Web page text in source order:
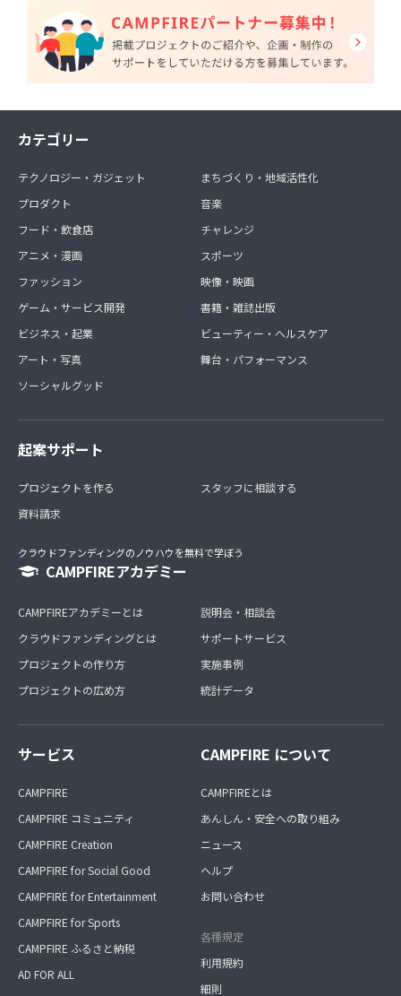
カテゴリー
テクノロジー・ガジェット
プロダクト
フード・飲食店
アニメ・漫画
ファッション
ゲーム・サービス開発
ビジネス・起業
アート・写真
ソーシャルグッド
まちづくり・地域活性化
音楽
チャレンジ
スポーツ
映像・映画
書籍・雑誌出版
ビューティー・ヘルスケア
舞台・パフォーマンス
起案サポート
プロジェクトを作る
資料請求
スタッフに相談する
クラウドファンディングのノウハウを無料で学ぼう
CAMPFIREアカデミー
CAMPFIREアカデミーとは
クラウドファンディングとは
プロジェクトの作り方
プロジェクトの広め方
説明会・相談会
サポートサービス
実施事例
統計データ
サービス
CAMPFIRE
CAMPFIRE コミュニティ
CAMPFIRE Creation
CAMPFIRE for Social Good
CAMPFIRE for Entertainment
CAMPFIRE for Sports
CAMPFIRE ふるさと納税
AD FOR ALL
CAMPFIRE について
CAMPFIREとは
あんしん・安全への取り組み
ニュース
ヘルプ
お問い合わせ
各種規定
利用規約
細則